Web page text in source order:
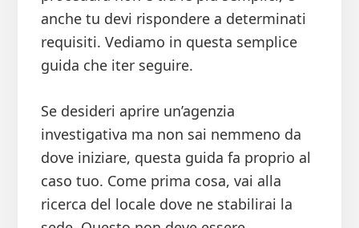
anche tu devi rispondere a determinati
requisiti. Vediamo in questa semplice
guida che iter seguire.
Se desideri aprire un’agenzia
investigativa ma non sai nemmeno da
dove iniziare, questa guida fa proprio al
caso tuo. Come prima cosa, vai alla
ricerca del locale dove ne stabilirai la